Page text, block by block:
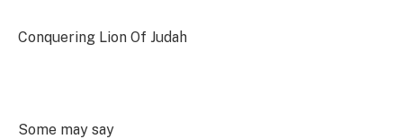
Conquering Lion Of Judah
Some may say